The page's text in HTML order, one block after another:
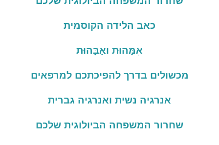
כאב הלידה הקוסמית
אִמָּהוּת ואַבָּהוּת
מכשולים בדרך להפיכתכם למרפאים
אנרגיה נשית ואנרגיה גברית
שחרור המשפחה הביולוגית שלכם